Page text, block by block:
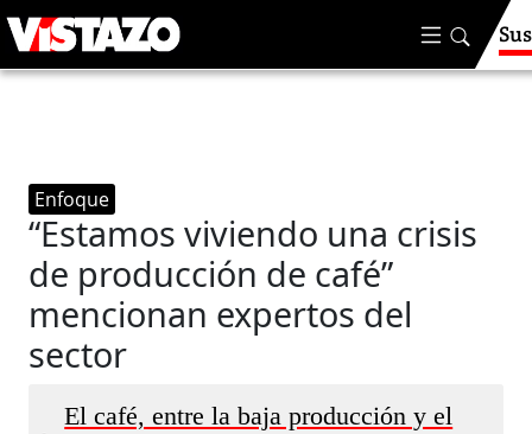
Enfoque
“Estamos viviendo una crisis
de producción de café”
mencionan expertos del
sector
El café, entre la baja producción y el